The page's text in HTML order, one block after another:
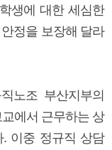
생에 대한 세심한
정을 보장해 달라
노조 부산지부의
에서 근무하는 상
. 이중 정규직 상담